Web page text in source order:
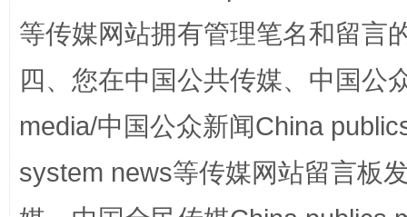
等传媒网站拥有管理笔名和留言
四、您在中国公共传媒、中国公
media/中国公众新闻China
system news等传媒网站留言板